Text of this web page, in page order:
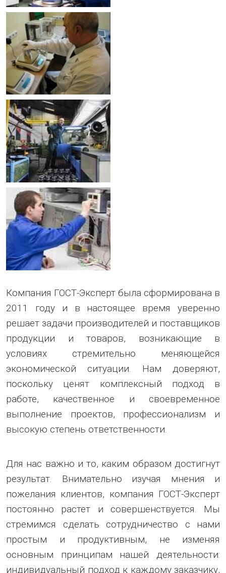
Компания ГОСТ-Эксперт была сформирована в
2011 году и в настоящее время уверенно
решает задачи производителей и поставщиков
продукции и товаров, возникающие в
условиях стремительно меняющейся
экономической ситуации. Нам доверяют,
поскольку ценят комплексный подход в
работе, качественное и своевременное
выполнение проектов, профессионализм и
высокую степень ответственности.
Для нас важно и то, каким образом достигнут
результат. Внимательно изучая мнения и
пожелания клиентов, компания ГОСТ-Эксперт
постоянно растет и совершенствуется. Мы
стремимся сделать сотрудничество с нами
простым и продуктивным, не изменяя
основным принципам нашей деятельности:
индивидуальный подход к каждому заказчику,